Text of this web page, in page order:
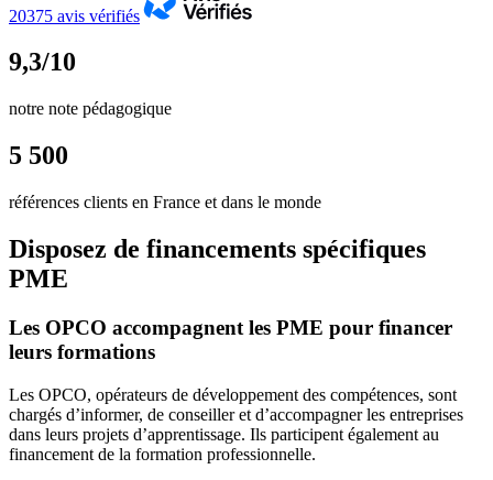
20375 avis vérifiés
9,3/10
notre note pédagogique
5 500
références clients en France et dans le monde
Disposez de financements spécifiques
PME
Les OPCO accompagnent les PME pour financer
leurs formations
Les OPCO, opérateurs de développement des compétences, sont
chargés d’informer, de conseiller et d’accompagner les entreprises
dans leurs projets d’apprentissage. Ils participent également au
financement de la formation professionnelle.